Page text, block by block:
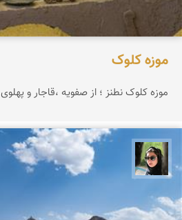
موزه کلوک
موزه کلوک نطنز ؛ از صفویه ،قاجار و پهلوی
سپیده اصلان